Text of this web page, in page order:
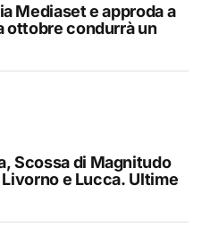
Mediaset e approda a
ottobre condurrà un
Scossa di Magnitudo
e Lucca. Ultime